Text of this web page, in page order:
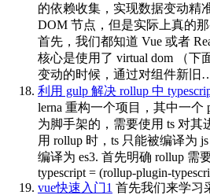
的依赖收集，实现数据变动精
DOM 节点，但是实际上真的
首先，我们都知道 Vue 或者
核心是使用了 virtual dom （下
变动的时候，通过对组件新旧
利用 gulp 解决 rollup 中
lerna 重构一个项目，其中一个
为脚手架的，需要使用 ts 对其
用 rollup 时，ts 只能被编译为
编译为 es3. 首先明确 rollup 需
typescript = (rollup-plugin-
vue快速入门1 首先我们来学